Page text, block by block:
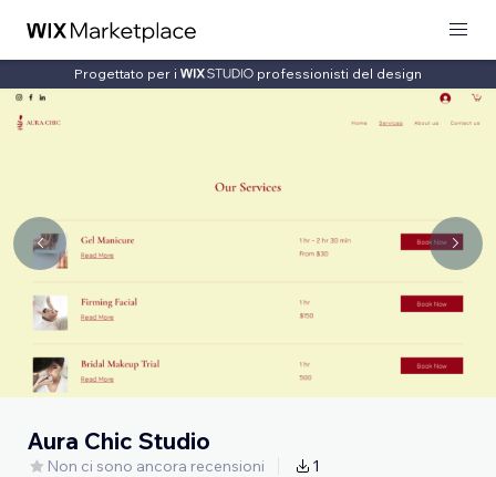
Progettato per i professionisti del design
Aura Chic Studio
Non ci sono ancora recensioni 1